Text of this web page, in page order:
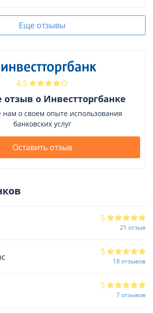
Еще отзывы
4.5
отзыв о Инвестторгбанке
нам о своем опыте использования
банковских услуг
Оставить отзыв
5
21 отзыв
5
18 отзывов
5
7 отзывов